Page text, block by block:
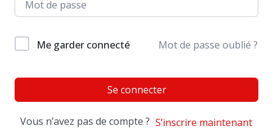
Me garder connecté Mot de passe oublié ?
Se connecter
Vous n’avez pas de compte ? S’inscrire maintenant